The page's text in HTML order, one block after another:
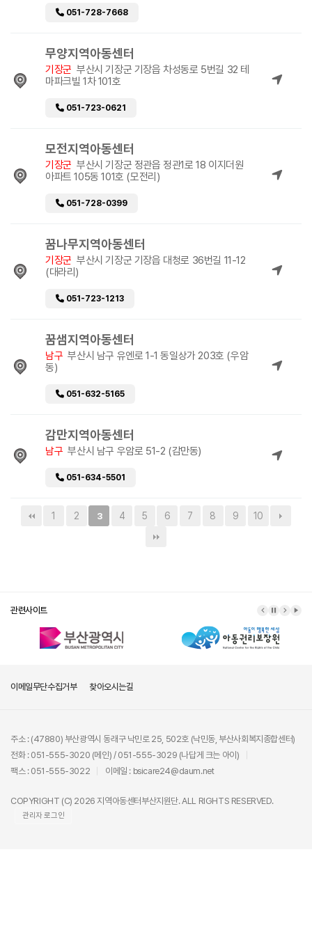
051-728-7668
무양지역아동센터
기장군 부산시 기장군 기장읍 차성동로 5번길 32 테
마파크빌 1차 101호
051-723-0621
모전지역아동센터
기장군 부산시 기장군 정관읍 정관1로 18 이지더원
아파트 105동 101호 (모전리)
051-728-0399
꿈나무지역아동센터
기장군 부산시 기장군 기장읍 대청로 36번길 11-12
(대라리)
051-723-1213
꿈샘지역아동센터
남구 부산시 남구 유엔로 1-1 동일상가 203호 (우암
동)
051-632-5165
감만지역아동센터
남구 부산시 남구 우암로 51-2 (감만동)
051-634-5501
1 2 3 4 5 6 7 8 9 10
관련사이트
이메일무단수집거부 찾아오시는길
주소 : (47880) 부산광역시 동래구 낙민로 25, 502호 (낙민동, 부산사회복지종합센터)
전화 : 051-555-3020 (메인) / 051-555-3029 (나답게 크는 아이)
팩스 : 051-555-3022
이메일 : bsicare24@daum.net
COPYRIGHT (C) 2026 지역아동센터부산지원단. ALL RIGHTS RESERVED.
관리자 로그인